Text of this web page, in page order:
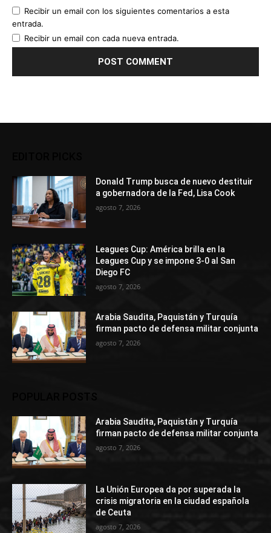
Recibir un email con los siguientes comentarios a esta
entrada.
Recibir un email con cada nueva entrada.
Donald Trump busca de nuevo destituir
a gobernadora de la Fed, Lisa Cook
agosto 7, 2026
Leagues Cup: América brilla en la
Leagues Cup y se impone 3-0 al San
Diego FC
agosto 7, 2026
Arabia Saudita, Paquistán y Turquía
firman pacto de defensa militar conjunta
agosto 7, 2026
Arabia Saudita, Paquistán y Turquía
firman pacto de defensa militar conjunta
agosto 7, 2026
La Unión Europea da por superada la
crisis migratoria en la ciudad española
de Ceuta
agosto 7, 2026